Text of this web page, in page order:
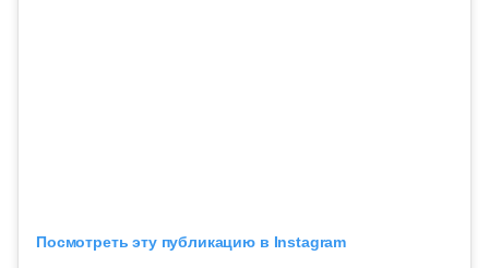
Посмотреть эту публикацию в Instagram